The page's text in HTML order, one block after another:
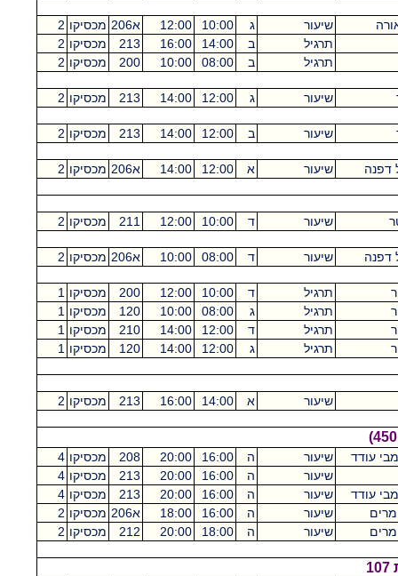
שיעור ג 10:00
12:00 א206 מכסיקו 2
תרגיל
ב 14:00
16:00
213 מכסיקו 2
תרגיל
ב 08:00
10:00
200 מכסיקו 2
שיעור ג 12:00
14:00
213 מכסיקו 2
שיעור ב 12:00
14:00
213 מכסיקו 2
דפנה שיעור א 12:00
14:00 א206 מכסיקו 2
שיעור ד 10:00
12:00
211 מכסיקו 2
דפנה שיעור ד 08:00
10:00 א206 מכסיקו 2
תרגיל ד 10:00
12:00
200 מכסיקו 1
תרגיל ג 08:00
10:00
120 מכסיקו 1
תרגיל ד 12:00
14:00
210 מכסיקו 1
תרגיל ג 12:00
14:00
120 מכסיקו 1
שיעור א 14:00
16:00
213 מכסיקו 2
עודד שיעור ה 16:00
20:00
208 מכסיקו 4
שיעור
ה 16:00
20:00
213 מכסיקו 4
עודד
שיעור ה 16:00
20:00
213 מכסיקו 4
מרים
שיעור ה 16:00
18:00 א206 מכסיקו 2
מרים
שיעור ה 18:00
20:00
212 מכסיקו 2